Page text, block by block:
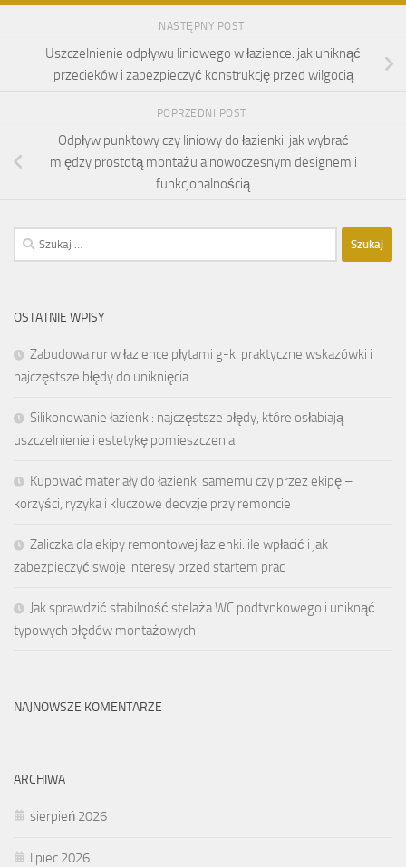
NASTĘPNY POST
Uszczelnienie odpływu liniowego w łazience: jak uniknąć
przecieków i zabezpieczyć konstrukcję przed wilgocią
POPRZEDNI POST
Odpływ punktowy czy liniowy do łazienki: jak wybrać
między prostotą montażu a nowoczesnym designem i
funkcjonalnością
Szukaj:
OSTATNIE WPISY
Zabudowa rur w łazience płytami g-k: praktyczne wskazówki i
najczęstsze błędy do uniknięcia
Silikonowanie łazienki: najczęstsze błędy, które osłabiają
uszczelnienie i estetykę pomieszczenia
Kupować materiały do łazienki samemu czy przez ekipę –
korzyści, ryzyka i kluczowe decyzje przy remoncie
Zaliczka dla ekipy remontowej łazienki: ile wpłacić i jak
zabezpieczyć swoje interesy przed startem prac
Jak sprawdzić stabilność stelaża WC podtynkowego i uniknąć
typowych błędów montażowych
NAJNOWSZE KOMENTARZE
ARCHIWA
sierpień 2026
lipiec 2026